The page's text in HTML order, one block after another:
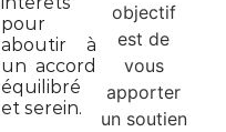
pour
aboutir à
un accord
équilibré
et serein.
objectif
est de
vous
apporter
un soutien